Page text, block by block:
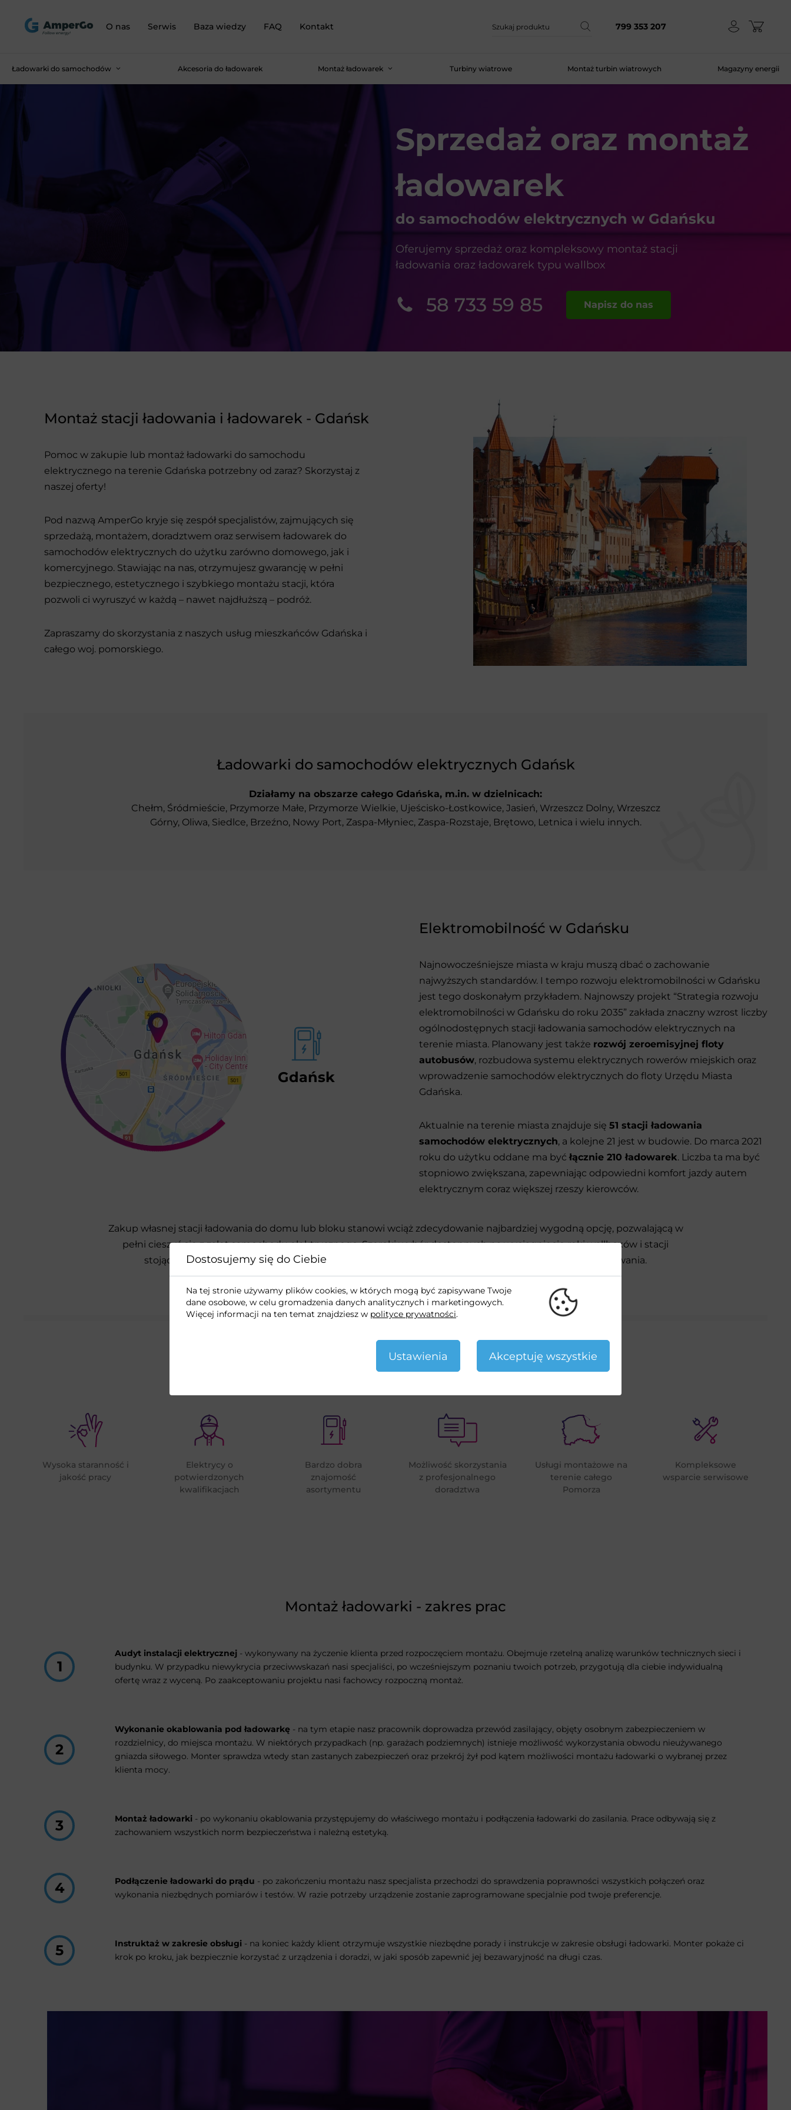
O nas Serwis Baza wiedzy FAQ Kontakt 799 353 207
Ładowarki do samochodów Akcesoria do ładowarek Montaż ładowarek Turbiny wiatrowe Montaż turbin wiatrowych Magazyny energii
Sprzedaż oraz montaż
ładowarek
do samochodów elektrycznych w Gdańsku
Oferujemy sprzedaż oraz kompleksowy montaż stacji
ładowania oraz ładowarek typu wallbox
58 733 59 85 Napisz do nas
Montaż stacji ładowania i ładowarek - Gdańsk
Pomoc w zakupie lub montaż ładowarki do samochodu
elektrycznego na terenie Gdańska potrzebny od zaraz? Skorzystaj z
naszej oferty!
Pod nazwą AmperGo kryje się zespół specjalistów, zajmujących się
sprzedażą, montażem, doradztwem oraz serwisem ładowarek do
samochodów elektrycznych do użytku zarówno domowego, jak i
komercyjnego. Stawiając na nas, otrzymujesz gwarancję w pełni
bezpiecznego, estetycznego i szybkiego montażu stacji, która
pozwoli ci wyruszyć w każdą – nawet najdłuższą – podróż.
Zapraszamy do skorzystania z naszych usług mieszkańców Gdańska i
całego woj. pomorskiego.
Ładowarki do samochodów elektrycznych Gdańsk
Działamy na obszarze całego Gdańska, m.in. w dzielnicach:
Chełm, Śródmieście, Przymorze Małe, Przymorze Wielkie, Ujeścisko-Łostkowice, Jasień, Wrzeszcz Dolny, Wrzeszcz
Górny, Oliwa, Siedlce, Brzeźno, Nowy Port, Zaspa-Młyniec, Zaspa-Rozstaje, Brętowo, Letnica i wielu innych.
Gdańsk
Elektromobilność w Gdańsku
Najnowocześniejsze miasta w kraju muszą dbać o zachowanie
najwyższych standardów. I tempo rozwoju elektromobilności w Gdańsku
jest tego doskonałym przykładem. Najnowszy projekt “Strategia rozwoju
elektromobilności w Gdańsku do roku 2035” zakłada znaczny wzrost liczby
ogólnodostępnych stacji ładowania samochodów elektrycznych na
terenie miasta. Planowany jest także rozwój zeroemisyjnej floty
autobusów, rozbudowa systemu elektrycznych rowerów miejskich oraz
wprowadzenie samochodów elektrycznych do floty Urzędu Miasta
Gdańska.
Aktualnie na terenie miasta znajduje się 51 stacji ładowania
samochodów elektrycznych, a kolejne 21 jest w budowie. Do marca 2021
roku do użytku oddane ma być łącznie 210 ładowarek. Liczba ta ma być
stopniowo zwiększana, zapewniając odpowiedni komfort jazdy autem
elektrycznym coraz większej rzeszy kierowców.
Zakup własnej stacji ładowania do domu lub bloku stanowi wciąż zdecydowanie najbardziej wygodną opcję, pozwalającą w
pełni cieszyć się z zalet samochodu elektrycznego. Szeroki wybór dostępnych na wyciągnięcie ręki wallboxów i stacji
stojących umożliwia dobór optymalnego rozwiązania, które znacznie obniży koszty eksploatacji i ładowania.
Wysoka staranność i
jakość pracy
Elektrycy o
potwierdzonych
kwalifikacjach
Bardzo dobra
znajomość
asortymentu
Możliwość skorzystania
z profesjonalnego
doradztwa
Usługi montażowe na
terenie całego
Pomorza
Kompleksowe
wsparcie serwisowe
Montaż ładowarki - zakres prac
Audyt instalacji elektrycznej - wykonywany na życzenie klienta przed rozpoczęciem montażu. Obejmuje rzetelną analizę warunków technicznych sieci i
budynku. W przypadku niewykrycia przeciwwskazań nasi specjaliści, po wcześniejszym poznaniu twoich potrzeb, przygotują dla ciebie indywidualną
ofertę wraz z wyceną. Po zaakceptowaniu projektu nasi fachowcy rozpoczną montaż.
Wykonanie okablowania pod ładowarkę - na tym etapie nasz pracownik doprowadza przewód zasilający, objęty osobnym zabezpieczeniem w
rozdzielnicy, do miejsca montażu. W niektórych przypadkach (np. garażach podziemnych) istnieje możliwość wykorzystania obwodu nieużywanego
gniazda siłowego. Monter sprawdza wtedy stan zastanych zabezpieczeń oraz przekrój żył pod kątem możliwości montażu ładowarki o wybranej przez
klienta mocy.
Montaż ładowarki - po wykonaniu okablowania przystępujemy do właściwego montażu i podłączenia ładowarki do zasilania. Prace odbywają się z
zachowaniem wszystkich norm bezpieczeństwa i należną estetyką.
Podłączenie ładowarki do prądu - po zakończeniu montażu nasz specjalista przechodzi do sprawdzenia poprawności wszystkich połączeń oraz
wykonania niezbędnych pomiarów i testów. W razie potrzeby urządzenie zostanie zaprogramowane specjalnie pod twoje preferencje.
Instruktaż w zakresie obsługi - na koniec każdy klient otrzymuje wszystkie niezbędne porady i instrukcje w zakresie obsługi ładowarki. Monter pokaże ci
krok po kroku, jak bezpiecznie korzystać z urządzenia i doradzi, w jaki sposób zapewnić jej bezawaryjność na długi czas.
wynosi
Dostosujemy się do Ciebie
Na tej stronie używamy plików cookies, w których mogą być zapisywane Twoje
dane osobowe, w celu gromadzenia danych analitycznych i marketingowych.
Więcej informacji na ten temat znajdziesz w polityce prywatności.
Ustawienia Akceptuję wszystkie